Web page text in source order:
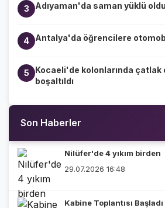
3 Adıyaman'da saman yüklü
4 Antalya'da öğrencilere
5
Kocaeli'de kolonlarında çatlak
boşaltıldı
Son Haberler
Nilüfer'de 4 yıkım birden
29.07.2026 16:48
Kabine Toplantısı Başladı